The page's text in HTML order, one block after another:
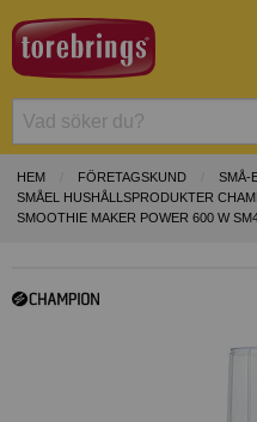
HEM FÖRETAGSKUND
SMÅ-
SMÅEL HUSHÅLLSPRODUKTER
SMOOTHIE MAKER POWER 600 W